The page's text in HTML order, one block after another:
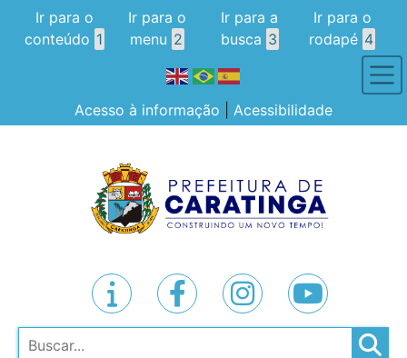
Ir para o
conteúdo 1
Ir para o
menu 2
Ir para a
busca 3
Ir para o
rodapé 4
Acesso à informação Acessibilidade
Pesquisar